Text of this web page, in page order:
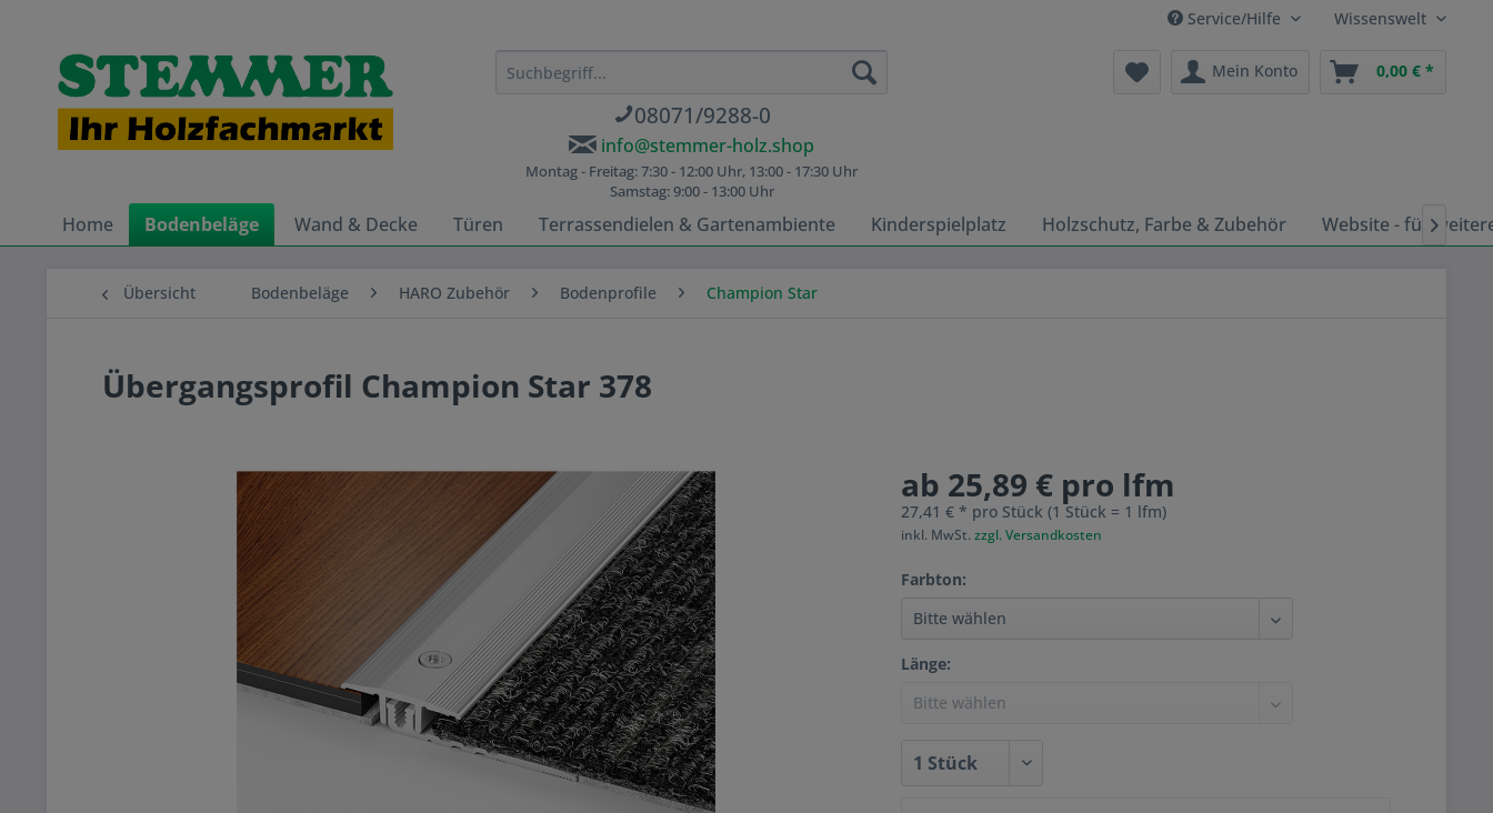
Service/Hilfe Wissenswelt
08071/9288-0
info@stemmer-holz.shop
Montag - Freitag: 7:30 - 12:00 Uhr, 13:00 - 17:30 Uhr
Samstag: 9:00 - 13:00 Uhr
Mein Konto 0,00 € *
Home Bodenbeläge Wand & Decke Türen Terrassendielen & Gartenambiente Kinderspielplatz Holzschutz, Farbe & Zubehör Website - für
Übersicht Bodenbeläge HARO Zubehör Bodenprofile Champion Star
Übergangsprofil Champion Star 378
ab 25,89 € pro lfm
27,41 € * pro Stück (1 Stück = 1 lfm)
inkl. MwSt.zzgl. Versandkosten
Farbton:
Länge: